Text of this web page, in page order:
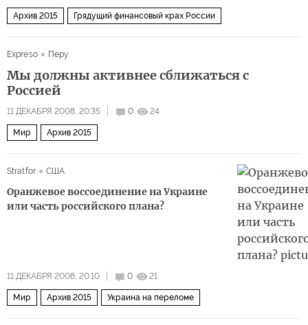
Архив 2015 Грядущий финансовый крах России
Expreso Перу
Мы должны активнее сближаться с
Россией
11 ДЕКАБРЯ 2008, 20:35 0 24
Мир Архив 2015
Stratfor США
Оранжевое воссоединение на Украине
или часть российского плана?
11 ДЕКАБРЯ 2008, 20:10 0 21
Мир Архив 2015 Украина на переломе